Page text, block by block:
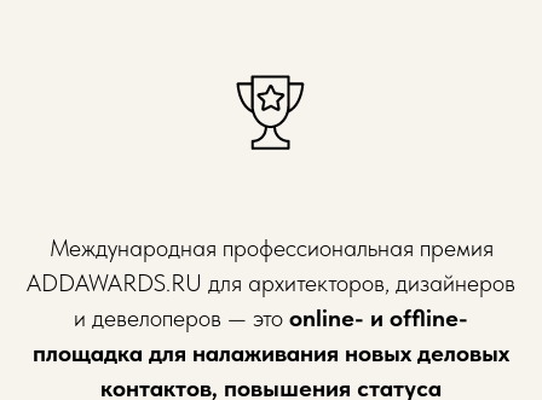
Международная профессиональная премия
ADDAWARDS.RU для архитекторов, дизайнеров
и девелоперов — это online- и offline-
площадка для налаживания новых деловых
контактов, повышения статуса